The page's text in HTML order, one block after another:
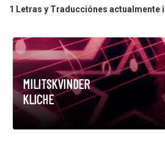
1 Letras y Traducciónes actualmente
MILITSKVINDER
KLICHE